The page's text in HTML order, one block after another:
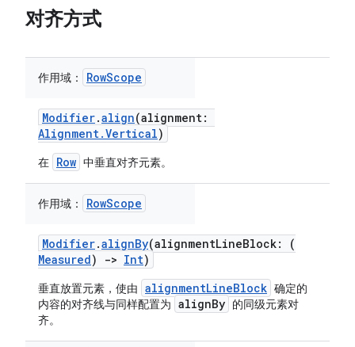
对齐方式
作用域： RowScope
Modifier.align(alignment:
Alignment.Vertical)
在 Row 中垂直对齐元素。
作用域： RowScope
Modifier.alignBy(alignmentLineBlock: (
Measured) -> Int)
垂直放置元素，使由 alignmentLineBlock 确定的
内容的对齐线与同样配置为 alignBy 的同级元素对
齐。